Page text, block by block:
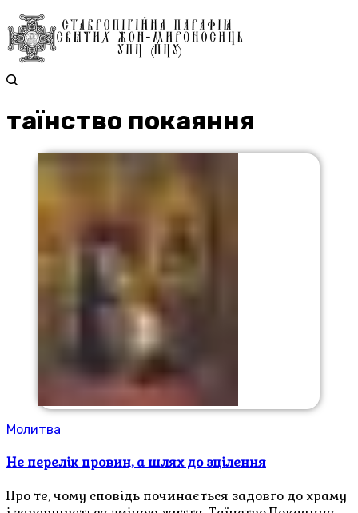
таїнство покаяння
Молитва
Не перелік провин, а шлях до зцілення
Про те, чому сповідь починається задовго до храму